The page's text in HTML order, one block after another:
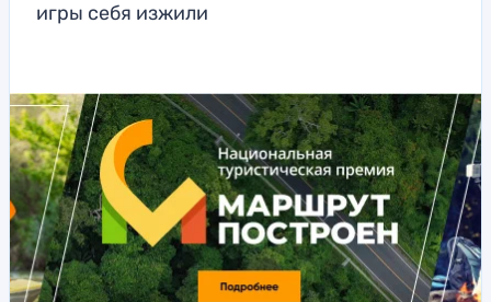
игры себя изжили